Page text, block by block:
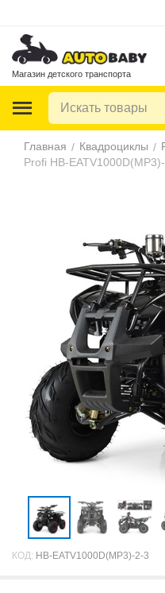
Магазин детского транспорта
Главная / Квадроциклы /
Profi HB-
КОД: HB-EATV1000D(MP3)-2-3